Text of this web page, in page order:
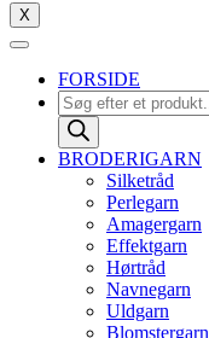
X
FORSIDE
Products
search
BRODERIGARN
Silketråd
Perlegarn
Amagergarn
Effektgarn
Hørtråd
Navnegarn
Uldgarn
Blomstergarn